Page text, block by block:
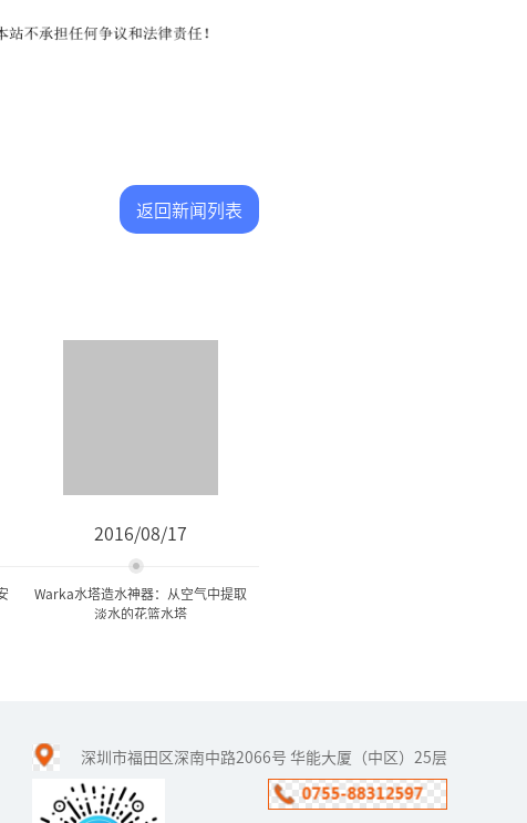
返回新闻列表
2016/08/17
Warka水塔造水神器：从空气中提取
淡水的花篮水塔
一个名为WaterProject的
深圳市福田区深南中路2066号 华能大厦（中区）25层